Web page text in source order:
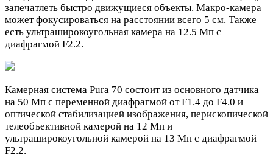
запечатлеть быстро движущиеся объекты. Макро-камера
может фокусироваться на расстоянии всего 5 см. Также
есть ультраширокоугольная камера на 12.5 Мп с
диафрагмой F2.2.
Камерная система Pura 70 состоит из основного датчика
на 50 Мп с переменной диафрагмой от F1.4 до F4.0 и
оптической стабилизацией изображения, перископической
телеобъективной камерой на 12 Мп и
ультраширокоугольной камерой на 13 Мп с диафрагмой
F2.2.